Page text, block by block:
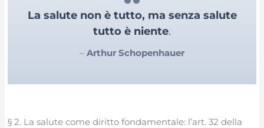
La salute non è tutto, ma senza salute
tutto è niente.
– Arthur Schopenhauer
§ 2. La salute come diritto fondamentale: l’art. 32 della